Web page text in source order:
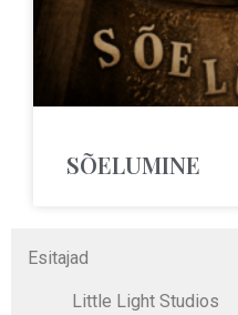
Esitajad
Little Light Studios
SÕELUMINE